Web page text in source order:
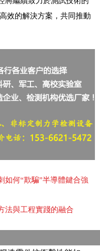
效的解決方案，共同推動
如何“欺騙”半導體鍵合強
法與工程實踐的融合